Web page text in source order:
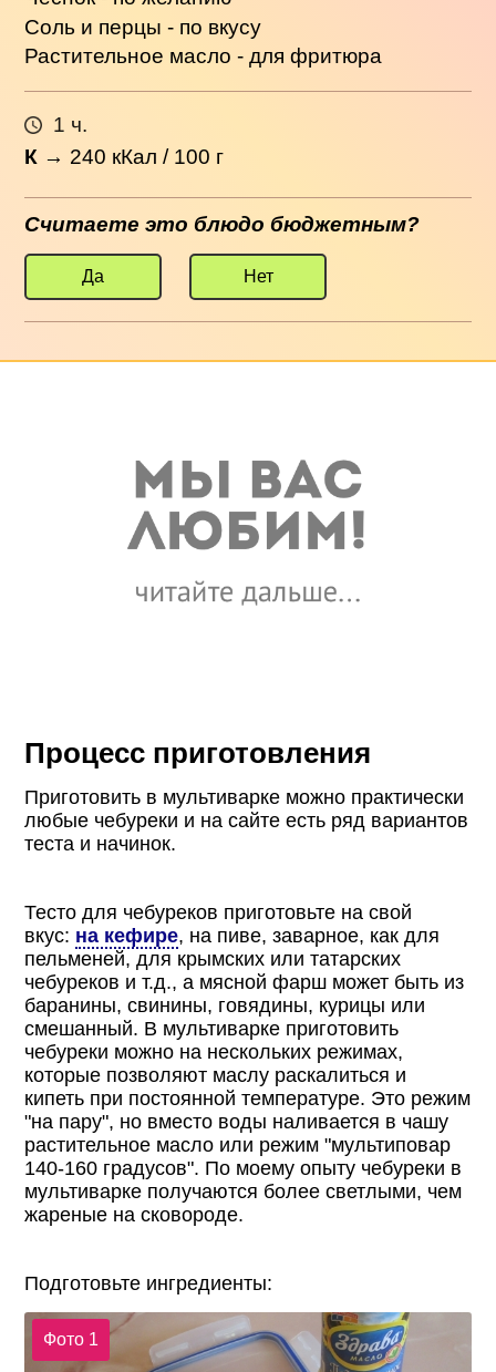
Соль и перцы - по вкусу
Растительное масло - для фритюра
1 ч.
К → 240 кКал / 100 г
Считаете это блюдо бюджетным?
Да Нет
Процесс приготовления
Приготовить в мультиварке можно практически
любые чебуреки и на сайте есть ряд вариантов
теста и начинок.
Тесто для чебуреков приготовьте на свой
вкус: на кефире, на пиве, заварное, как для
пельменей, для крымских или татарских
чебуреков и т.д., а мясной фарш может быть из
баранины, свинины, говядины, курицы или
смешанный. В мультиварке приготовить
чебуреки можно на нескольких режимах,
которые позволяют маслу раскалиться и
кипеть при постоянной температуре. Это режим
"на пару", но вместо воды наливается в чашу
растительное масло или режим "мультиповар
140-160 градусов". По моему опыту чебуреки в
мультиварке получаются более светлыми, чем
жареные на сковороде.
Подготовьте ингредиенты:
Фото 1